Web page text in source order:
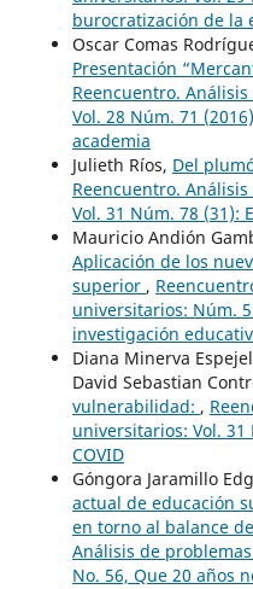
burocratización de la
Oscar Comas
Presentación
Reencuentro.
Vol. 28 Núm. 71
academia
Julieth Ríos, Del
Reencuentro.
Vol. 31 Núm. 78 (31):
Mauricio Andión
Aplicación de los
superior ,
universitarios: Núm.
investigación
Diana Minerva
David Sebastian
vulnerabilidad: ,
universitarios: Vol. 31
COVID
Góngora Jaramillo
actual de educación
en torno al balance
Análisis de
No. 56, Que 20 años